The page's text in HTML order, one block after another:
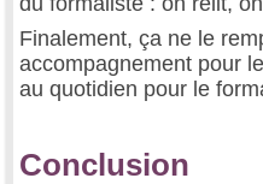
Finalement, ça ne le
accompagnement pour
au quotidien pour le
Conclusion